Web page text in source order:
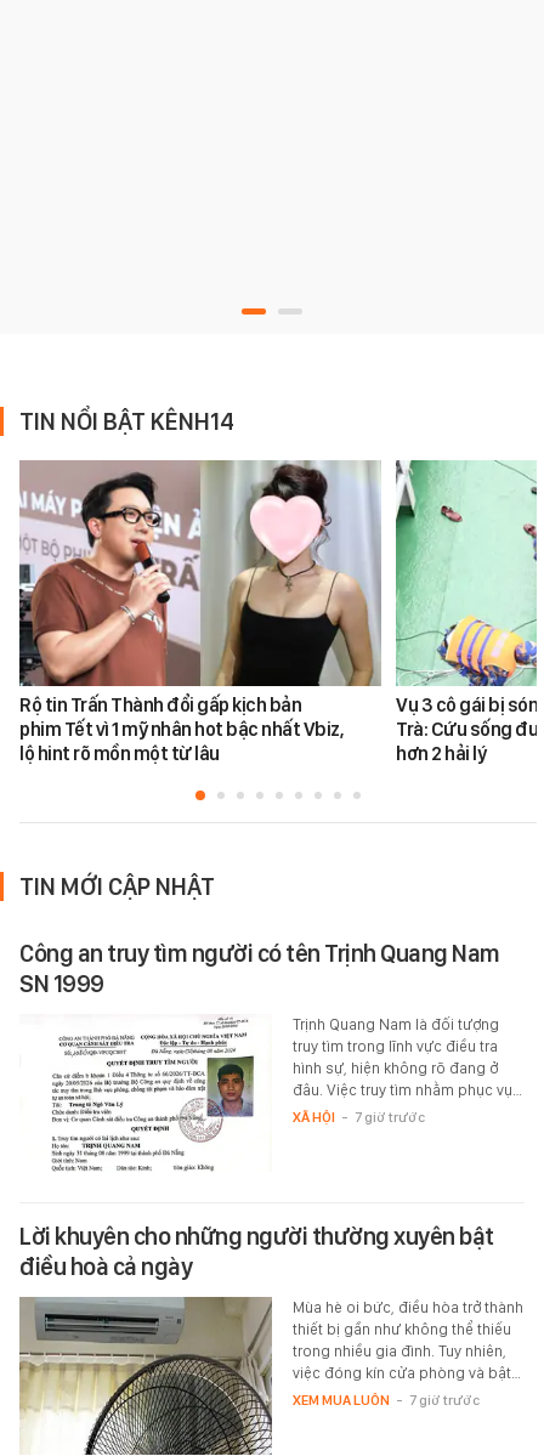
TIN NỔI BẬT KÊNH14
Rộ tin Trấn Thành đổi gấp kịch bản
phim Tết vì 1 mỹ nhân hot bậc nhất Vbiz,
lộ hint rõ mồn một từ lâu
Vụ 3 cô gái bị
Trà: Cứu sống
hơn 2 hải lý
TIN MỚI CẬP NHẬT
Công an truy tìm người có tên Trịnh Quang Nam
SN 1999
Trịnh Quang Nam là đối tượng
truy tìm trong lĩnh vực điều tra
hình sự, hiện không rõ đang ở
đâu. Việc truy tìm nhằm phục vụ…
XÃ HỘI - 7 giờ trước
Lời khuyên cho những người thường xuyên bật
điều hoà cả ngày
Mùa hè oi bức, điều hòa trở thành
thiết bị gần như không thể thiếu
trong nhiều gia đình. Tuy nhiên,
việc đóng kín cửa phòng và bật…
XEM MUA LUÔN - 7 giờ trước